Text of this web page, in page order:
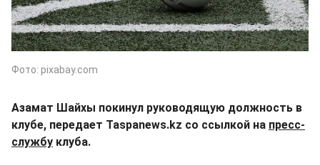
Фото: pixabay.com
Азамат Шайхы покинул руководящую должность в
клубе, передает Taspanews.kz со ссылкой на пресс-
службу клуба.